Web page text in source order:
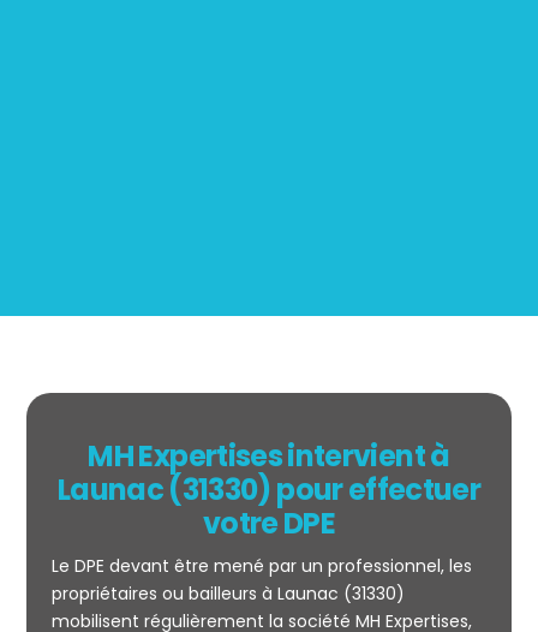
MH Expertises intervient à
Launac (31330) pour effectuer
votre DPE
Le DPE devant être mené par un professionnel, les
propriétaires ou bailleurs à Launac (31330)
mobilisent régulièrement la société MH Expertises,